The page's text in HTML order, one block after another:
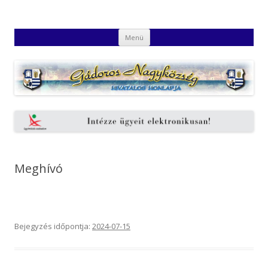
Honlapja
Menü Kilépés
a
Meghívó
Bejegyzés időpontja: 2024-07-15